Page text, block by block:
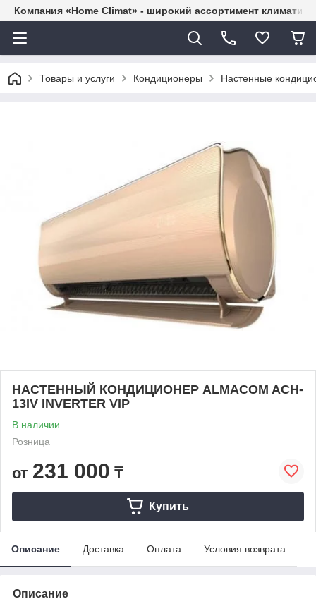
Компания «Home Climat» - широкий ассортимент
Товары и услуги Кондиционеры Настенные
НАСТЕННЫЙ КОНДИЦИОНЕР ALMACOM ACH-
13IV INVERTER VIP
В наличии
Розница
от 231 000 ₸
Купить
Описание Доставка Оплата Условия возврата
Описание